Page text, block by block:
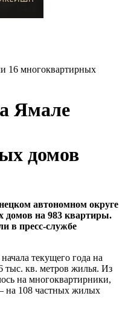
16 многоквартирных
Ямале
домов
автономном округе
домов на 983 квартиры.
в пресс-службе
текущего года на
тыс. кв. метров жилья. Из
на многоквартирники,
на 108 частных жилых